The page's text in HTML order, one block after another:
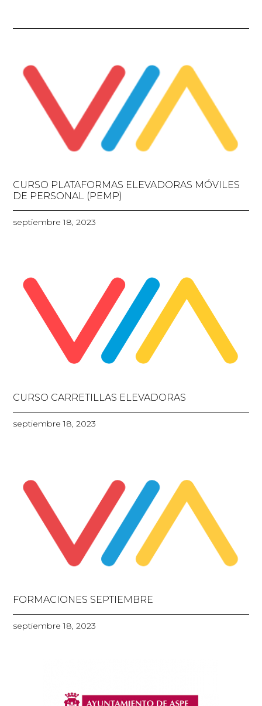
CURSO PLATAFORMAS ELEVADORAS MÓVILES
DE PERSONAL (PEMP)
septiembre 18, 2023
CURSO CARRETILLAS ELEVADORAS
septiembre 18, 2023
FORMACIONES SEPTIEMBRE
septiembre 18, 2023